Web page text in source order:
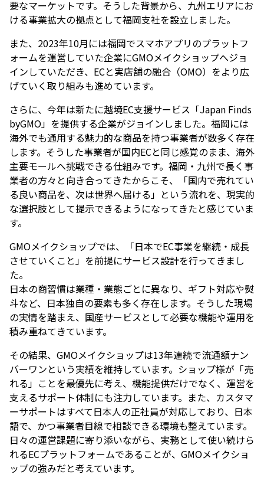
要なマーケットです。そうした背景から、九州エリアにお
ける事業拡大の拠点として福岡支社を設立しました。
また、2023年10月には福岡でスマホアプリのプラットフ
ォームを運営していた企業にGMOメイクショップへジョ
インしていただき、ECと実店舗の融合（OMO）をより広
げていく取り組みも進めています。
さらに、今年は新たに越境EC支援サービス「Japan Finds
byGMO」を提供する企業がジョインしました。福岡には
海外でも通用する魅力的な商品を持つ事業者が数多く存在
します。そうした事業者が国内ECと同じ感覚のまま、海外
主要モールへ挑戦できる仕組みです。福岡・九州で長く事
業者の方々と向き合ってきたからこそ、「国内で売れてい
る良い商品を、次は世界へ届ける」という流れを、現実的
な選択肢として提示できるようになってきたと感じていま
す。
GMOメイクショップでは、「日本でEC事業を継続・成長
させていくこと」を前提にサービス設計を行ってきまし
た。
日本の商習慣は業種・業態ごとに異なり、ギフト対応や熨
斗など、日本独自の要素も多く存在します。そうした現場
の実情を踏まえ、国産サービスとして必要な機能や運用を
積み重ねてきています。
その結果、GMOメイクショップは13年連続で流通額ナン
バーワンという実績を維持しています。ショップ様が「売
れる」ことを最優先に考え、機能提供だけでなく、運営を
支えるサポート体制にも注力しています。また、カスタマ
ーサポートはすべて日本人の正社員が対応しており、日本
語で、かつ事業者目線で相談できる環境も整えています。
日々の運営課題に寄り添いながら、実務として使い続けら
れるECプラットフォームであることが、GMOメイクショ
ップの強みだと考えています。